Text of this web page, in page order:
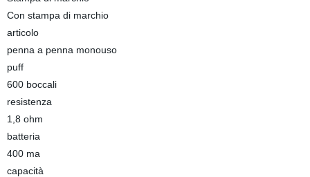
Con stampa di marchio
articolo
penna a penna monouso
puff
600 boccali
resistenza
1,8 ohm
batteria
400 ma
capacità